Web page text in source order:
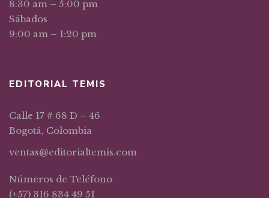
8:30 am – 5:00 pm
Sábados
9:00 am – 1:20 pm
EDITORIAL TEMIS
Calle 17 # 68 D – 46
Bogotá, Colombia
ventas@editorialtemis.com
Números de Teléfono
(+57) 316 834 49 51